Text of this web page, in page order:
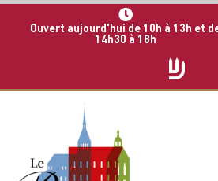
Ouvert aujourd'hui de 10h à 13h et
14h30 à 18h